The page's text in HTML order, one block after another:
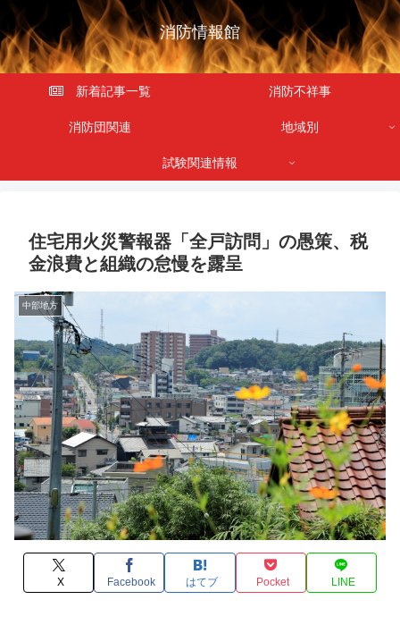
消防情報館
新着記事一覧 消防不祥事
消防団関連 地域別
試験関連情報
住宅用火災警報器「全戸訪問」の愚策、税
金浪費と組織の怠慢を露呈
中部地方
X Facebook はてブ Pocket LINE